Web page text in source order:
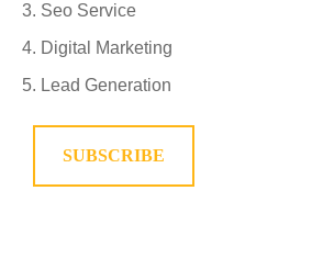
Seo Service
Digital Marketing
Lead Generation
SUBSCRIBE